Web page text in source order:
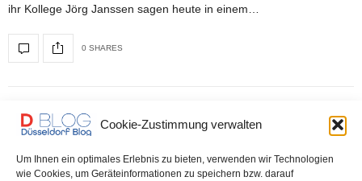
Cookie-Zustimmung verwalten
Um Ihnen ein optimales Erlebnis zu bieten, verwenden wir Technologien
wie Cookies, um Geräteinformationen zu speichern bzw. darauf
ihr Kollege Jörg Janssen sagen heute in einem…
0 SHARES
DÜSSELDORF 21. JULI 2022
wollen zum Kirmes-Feuerwerk –